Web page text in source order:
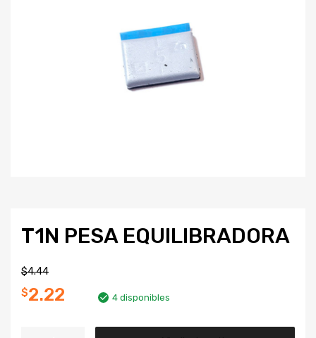
T1N PESA EQUILIBRADORA
$4.44
$2.22 4 disponibles